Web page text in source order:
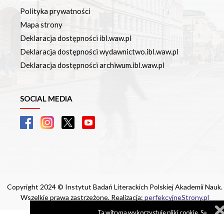
Polityka prywatności
Mapa strony
Deklaracja dostępności ibl.waw.pl
Deklaracja dostępności wydawnictwo.ibl.waw.pl
Deklaracja dostępności archiwum.ibl.waw.pl
SOCIAL MEDIA
Copyright 2024 © Instytut Badań Literackich Polskiej Akademii Nauk.
Wszelkie prawa zastrzeżone. Realizacja: perfekcyjneStrony.pl